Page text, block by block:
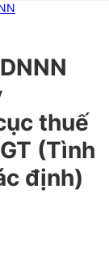
thuế
(Tình
định)